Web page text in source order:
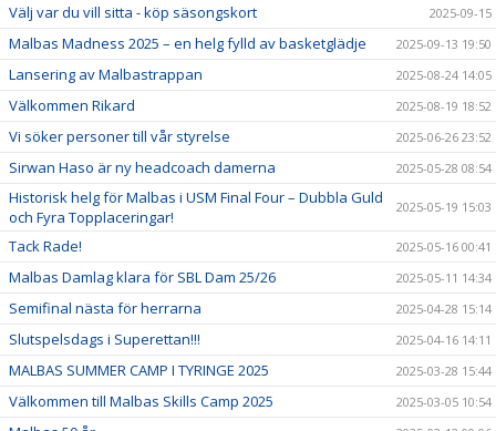
Välj var du vill sitta - köp säsongskort 2025-09-15
Malbas Madness 2025 – en helg fylld av basketglädje 2025-09-13 19:50
Lansering av Malbastrappan 2025-08-24 14:05
Välkommen Rikard 2025-08-19 18:52
Vi söker personer till vår styrelse 2025-06-26 23:52
Sirwan Haso är ny headcoach damerna 2025-05-28 08:54
Historisk helg för Malbas i USM Final Four – Dubbla Guld
och Fyra Topplaceringar!
2025-05-19 15:03
Tack Rade! 2025-05-16 00:41
Malbas Damlag klara för SBL Dam 25/26 2025-05-11 14:34
Semifinal nästa för herrarna 2025-04-28 15:14
Slutspelsdags i Superettan!!! 2025-04-16 14:11
MALBAS SUMMER CAMP I TYRINGE 2025 2025-03-28 15:44
Välkommen till Malbas Skills Camp 2025 2025-03-05 10:54